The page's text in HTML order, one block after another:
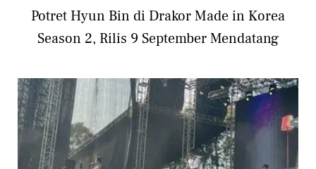
Potret Hyun Bin di Drakor Made in Korea
Season 2, Rilis 9 September Mendatang